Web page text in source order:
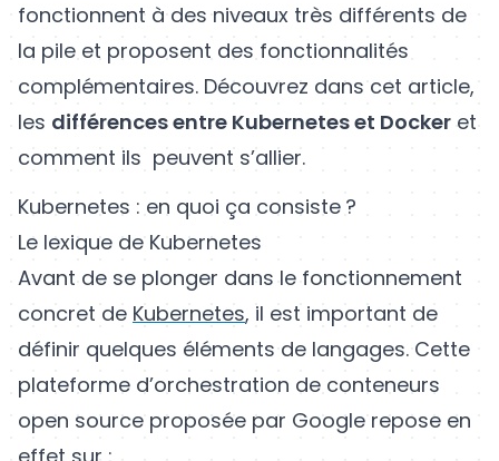
fonctionnent à des niveaux très différents de
la pile et proposent des fonctionnalités
complémentaires. Découvrez dans cet article,
les différences entre Kubernetes et Docker et
comment ils peuvent s’allier.
Kubernetes : en quoi ça consiste ?
Le lexique de Kubernetes
Avant de se plonger dans le fonctionnement
concret de Kubernetes, il est important de
définir quelques éléments de langages. Cette
plateforme d’orchestration de conteneurs
open source proposée par Google repose en